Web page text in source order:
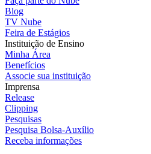
Blog
TV Nube
Feira de Estágios
Instituição de Ensino
Minha Área
Benefícios
Associe sua instituição
Imprensa
Release
Clipping
Pesquisas
Pesquisa Bolsa-Auxílio
Receba informações